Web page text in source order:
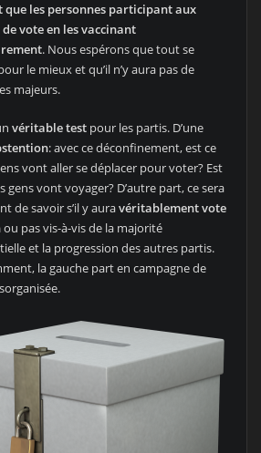
que les personnes participant aux
vote en les vaccinant
. Nous espérons que tout se
le mieux et qu’il n’y aura pas de
majeurs.
véritable test pour les partis. D’une
: avec ce déconfinement, est ce
vont aller se déplacer pour voter? Est
gens vont voyager? D’autre part, ce sera
de savoir s’il y auravéritablement vote
ou pas vis-à-vis de la majorité
et la progression des autres partis.
la gauche part en campagne de